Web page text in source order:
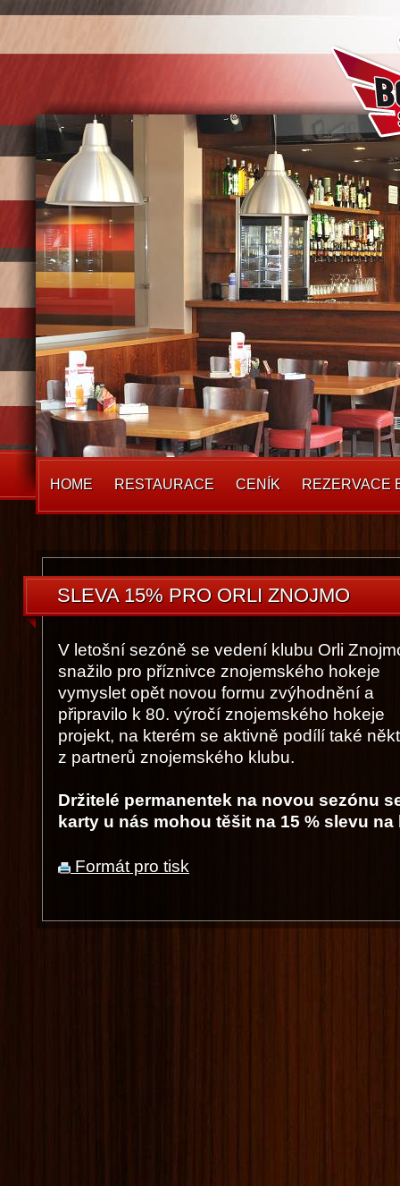
HOME RESTAURACE CENÍK REZERVACE
SLEVA 15% PRO ORLI ZNOJMO
V letošní sezóně se vedení klubu Orli
snažilo pro příznivce znojemského hokeje
vymyslet opět novou formu zvýhodnění a
připravilo k 80. výročí znojemského hokeje
projekt, na kterém se aktivně podílí také
z partnerů znojemského klubu.
Držitelé permanentek na novou sezónu
karty u nás mohou těšit na 15 % slevu
Formát pro tisk